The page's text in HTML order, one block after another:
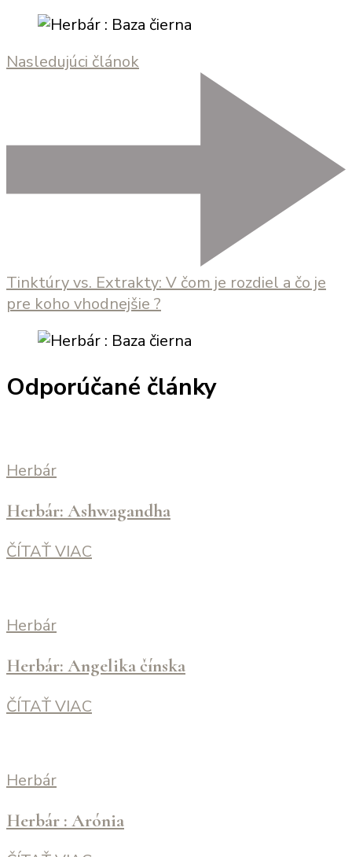
Nasledujúci článok
Tinktúry vs. Extrakty: V čom je rozdiel a čo je
pre koho vhodnejšie ?
Odporúčané články
Herbár
Herbár: Ashwagandha
ČÍTAŤ VIAC
Herbár
Herbár: Angelika čínska
ČÍTAŤ VIAC
Herbár
Herbár : Arónia